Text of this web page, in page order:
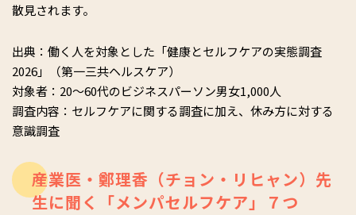
散見されます。
出典：働く人を対象とした「健康とセルフケアの実態調査
2026」（第一三共ヘルスケア）
対象者：20～60代のビジネスパーソン男女1,000人
調査内容：セルフケアに関する調査に加え、休み方に対する
意識調査
産業医・鄭理香（チョン・リヒャン）先
生に聞く「メンパセルフケア」７つ